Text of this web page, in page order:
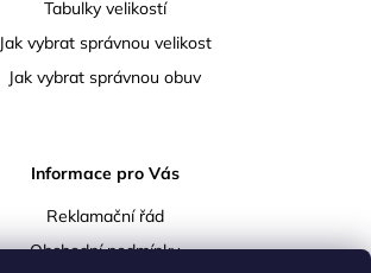
Tabulky velikostí
Jak vybrat správnou velikost
Jak vybrat správnou obuv
Informace pro Vás
Reklamační řád
Obchodní podmínky